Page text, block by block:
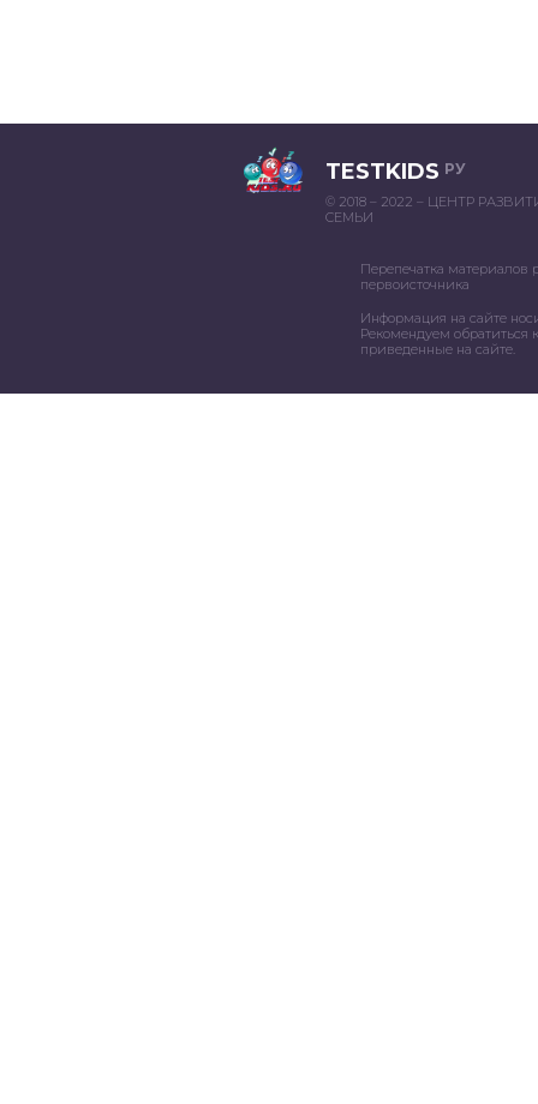
TESTKIDS РУ
© 2018 – 2022 – ЦЕНТР
СЕМЬИ
Перепечатка материалов
первоисточника
Информация на сайте
Рекомендуем обратиться
приведенные на сайте.